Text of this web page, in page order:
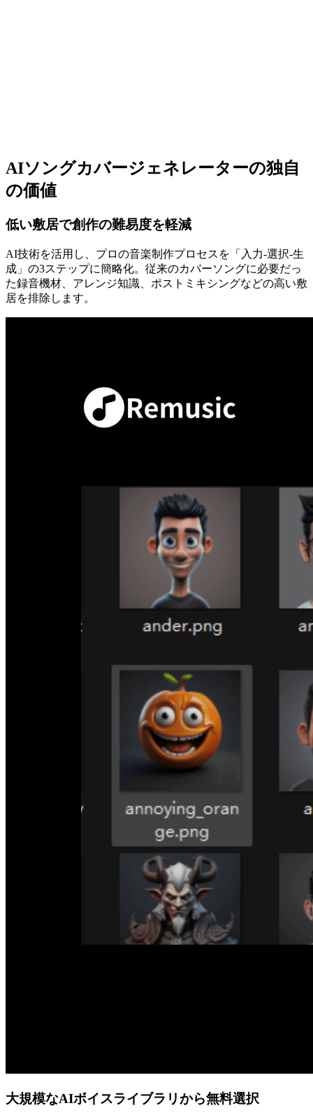
AIソングカバージェネレーターの独自
の価値
低い敷居で創作の難易度を軽減
AI技術を活用し、プロの音楽制作プロセスを「入力-選択-生
成」の3ステップに簡略化。従来のカバーソングに必要だっ
た録音機材、アレンジ知識、ポストミキシングなどの高い敷
居を排除します。
大規模なAIボイスライブラリから無料選択